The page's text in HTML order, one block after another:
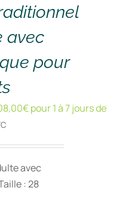
avec
pour
€pour 1 à 7 jours de
avec
: 28